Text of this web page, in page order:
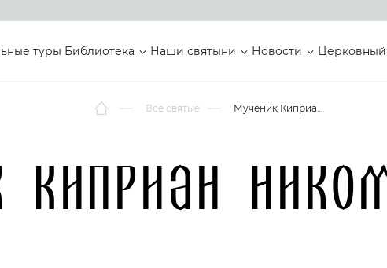
туры Библиотека Наши святыни Новости Церковный
Все святые Мученик Киприан Никомидийский
Киприан